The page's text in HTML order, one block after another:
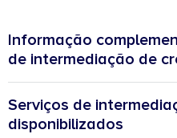
Informação
de intermediação de
Estado-membro de origem:
Categoria de intermediação:
Serviços de
disponibilizados